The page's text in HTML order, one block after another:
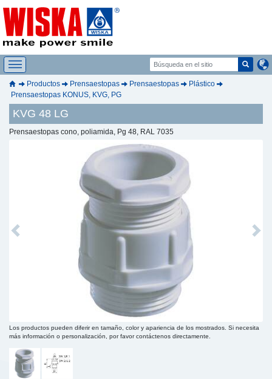
Productos Prensaestopas Prensaestopas
Plástico
Prensaestopas KONUS, KVG, PG
KVG 48 LG
Prensaestopas cono, poliamida, Pg 48, RAL 7035
Previous Next
Los productos pueden diferir en tamaño, color y apariencia de los mostrados. Si necesita
más información o personalización, por favor contáctenos directamente.